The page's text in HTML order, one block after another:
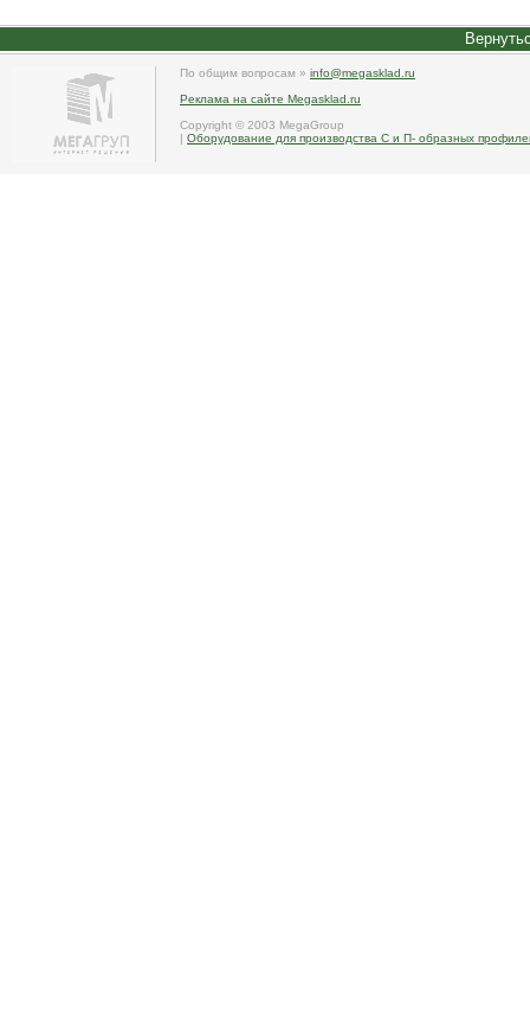
По общим вопросам » info@megasklad.ru
Реклама на сайте Megasklad.ru
Copyright © 2003 MegaGroup
| Оборудование для производства С и П- образных